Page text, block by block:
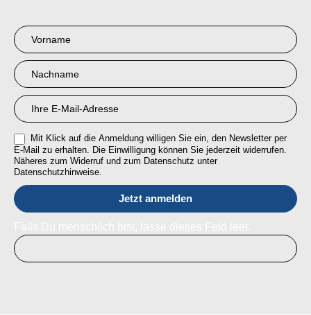
Newsletter
Anmeldung
RMI
Mit Klick auf die Anmeldung willigen Sie ein, den Newsletter per
E-Mail zu erhalten. Die Einwilligung können Sie jederzeit widerrufen.
Näheres zum Widerruf und zum Datenschutz unter
Datenschutzhinweise.
Falls Du menschlich bist, lasse dieses Feld leer.